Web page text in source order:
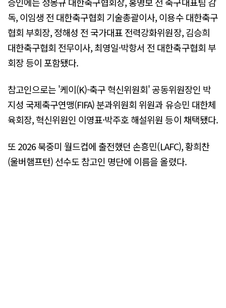
독, 이임생 전 대한축구협회 기술총괄이사, 이용수 대한축구
협회 부회장, 정해성 전 국가대표 전력강화위원장, 김승희
대한축구협회 전무이사, 최영일·박항서 전 대한축구협회 부
회장 등이 포함됐다.
참고인으로는 '케이(K)-축구 혁신위원회' 공동위원장인 박
지성 국제축구연맹(FIFA) 분과위원회 위원과 유승민 대한체
육회장, 혁신위원인 이영표·박주호 해설위원 등이 채택됐다.
또 2026 북중미 월드컵에 출전했던 손흥민(LAFC), 황희찬
(울버햄프턴) 선수도 참고인 명단에 이름을 올렸다.